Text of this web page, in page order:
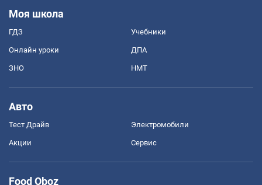
Моя школа
ГДЗ Учебники
Онлайн уроки ДПА
ЗНО НМТ
Авто
Тест Драйв Электромобили
Акции Сервис
Food Oboz